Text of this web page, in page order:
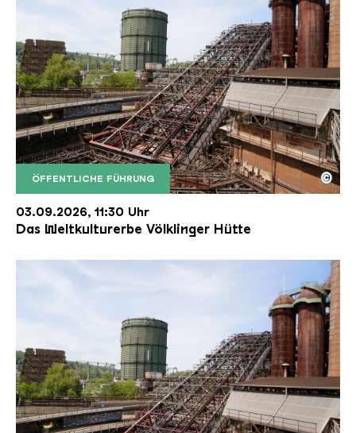
ÖFFENTLICHE FÜHRUNG
Der Erzschrägaufzug der Völklinger Hütte mit
Copyright: Weltkulturerbe Völklinger Hütte | Karl
©
03.09.2026, 11:30 Uhr
Das Weltkulturerbe Völklinger Hütte